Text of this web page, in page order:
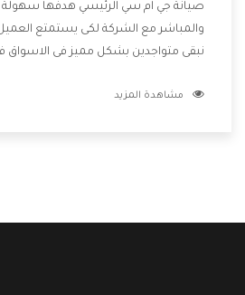
صيانة جي ام سي الرئيسي هدفها سهولة
والمباشر مع الشركة لكى يستمتع
نبقى متواجدين بشكل مميز فى الاسواق
الشركة بها والتى تكون منها خدمة
مشاهدة المزيد